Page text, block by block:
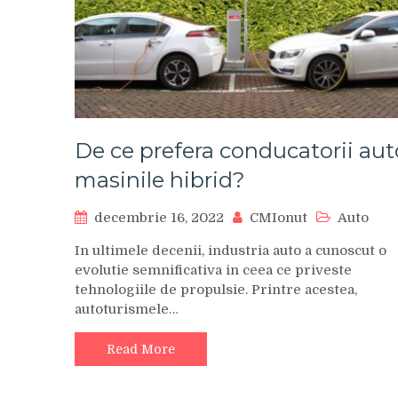
De ce prefera conducatorii
masinile hibrid?
decembrie 16, 2022 CMIonut Auto
In ultimele decenii, industria auto a cunoscut o
evolutie semnificativa in ceea ce priveste
tehnologiile de propulsie. Printre acestea,
autoturismele…
Read More